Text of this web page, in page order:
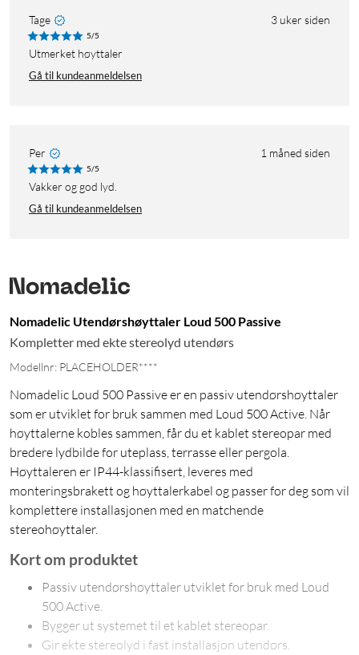
Tage 3 uker siden
5/5
Utmerket høyttaler
Gå til kundeanmeldelsen
Per 1 måned siden
5/5
Vakker og god lyd.
Gå til kundeanmeldelsen
Nomadelic Utendørshøyttaler Loud 500 Passive
Kompletter med ekte stereolyd utendørs
Modellnr: PLACEHOLDER****
Nomadelic Loud 500 Passive er en passiv utendørshøyttaler
som er utviklet for bruk sammen med Loud 500 Active. Når
høyttalerne kobles sammen, får du et kablet stereopar med
bredere lydbilde for uteplass, terrasse eller pergola.
Høyttaleren er IP44-klassifisert, leveres med
monteringsbrakett og høyttalerkabel og passer for deg som vil
komplettere installasjonen med en matchende
stereohøyttaler.
Kort om produktet
Passiv utendørshøyttaler utviklet for bruk med Loud
500 Active.
Bygger ut systemet til et kablet stereopar.
Gir ekte stereolyd i fast installasjon utendørs.